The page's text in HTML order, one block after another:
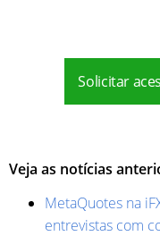
Solicitar
Veja as notícias
MetaQuotes na
entrevistas com